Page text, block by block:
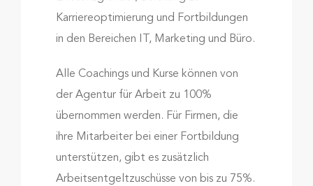
Karriereoptimierung und Fortbildungen
in den Bereichen IT, Marketing und Büro.
Alle Coachings und Kurse können von
der Agentur für Arbeit zu 100%
übernommen werden. Für Firmen, die
ihre Mitarbeiter bei einer Fortbildung
unterstützen, gibt es zusätzlich
Arbeitsentgeltzuschüsse von bis zu 75%.